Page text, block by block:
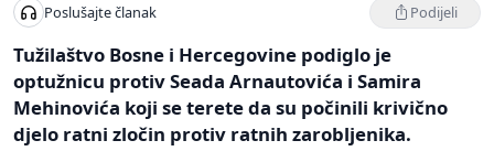
Poslušajte članak Podijeli
Tužilaštvo Bosne i Hercegovine podiglo je
optužnicu protiv Seada Arnautovića i Samira
Mehinovića koji se terete da su počinili krivično
djelo ratni zločin protiv ratnih zarobljenika.